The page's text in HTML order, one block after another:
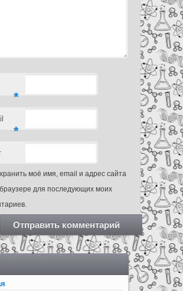
*
*
моё имя, email и адрес сайта
для последующих моих